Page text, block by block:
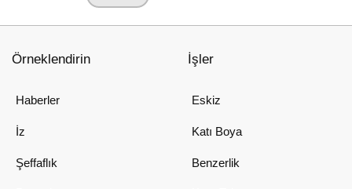
Örneklendirin
Haberler
İz
Şeffaflık
İşler
Eskiz
Katı Boya
Benzerlik